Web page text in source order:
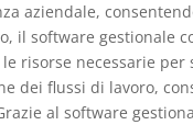
aziendale,
il software gestionale
risorse necessarie per
dei flussi di lavoro,
al software